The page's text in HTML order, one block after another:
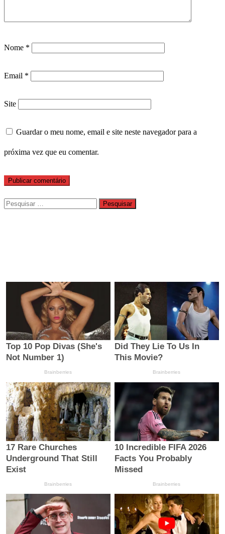
Nome *
Email *
Site
Guardar o meu nome, email e site neste navegador para a
próxima vez que eu comentar.
Pesquisar
por: